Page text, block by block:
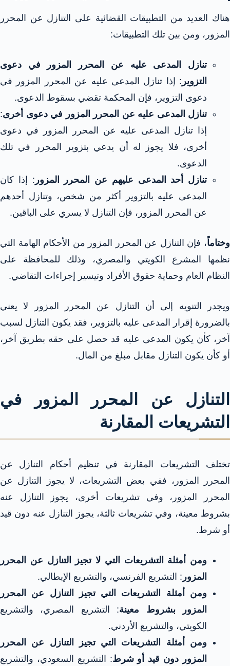
هناك العديد من التطبيقات القضائية على التنازل عن المحرر
المزور، ومن بين تلك التطبيقات:
تنازل المدعى عليه عن المحرر المزور في دعوى
التزوير : إذا تنازل المدعى عليه عن المحرر المزور في
دعوى التزوير، فإن المحكمة تقضي بسقوط الدعوى.
تنازل المدعى عليه عن المحرر المزور في دعوى أخرى:
إذا تنازل المدعى عليه عن المحرر المزور في دعوى
أخرى، فلا يجوز له أن يدعي بتزوير المحرر في تلك
الدعوى.
تنازل أحد المدعى عليهم عن المحرر المزور : إذا كان
المدعى عليه بالتزوير أكثر من شخص، وتنازل أحدهم
عن المحرر المزور، فإن التنازل لا يسري على الباقين.
وختاماً، فإن التنازل عن المحرر المزور من الأحكام الهامة التي
نظمها المشرع الكويتي والمصري، وذلك للمحافظة على
النظام العام وحماية حقوق الأفراد وتيسير إجراءات التقاضي.
ويجدر التنويه إلى أن التنازل عن المحرر المزور لا يعني
بالضرورة إقرار المدعى عليه بالتزوير، فقد يكون التنازل لسبب
آخر، كأن يكون المدعى عليه قد حصل على حقه بطريق آخر،
أو كأن يكون التنازل مقابل مبلغ من المال.
التنازل عن المحرر المزور في
التشريعات المقارنة
تختلف التشريعات المقارنة في تنظيم أحكام التنازل عن
المحرر المزور، ففي بعض التشريعات، لا يجوز التنازل عن
المحرر المزور، وفي تشريعات أخرى، يجوز التنازل عنه
بشروط معينة، وفي تشريعات ثالثة، يجوز التنازل عنه دون قيد
أو شرط.
ومن أمثلة التشريعات التي لا تجيز التنازل عن المحرر
المزور : التشريع الفرنسي، والتشريع الإيطالي.
ومن أمثلة التشريعات التي تجيز التنازل عن المحرر
المزور بشروط معينة: التشريع المصري، والتشريع
الكويتي، والتشريع الأردني.
ومن أمثلة التشريعات التي تجيز التنازل عن المحرر
المزور دون قيد أو شرط: التشريع السعودي، والتشريع